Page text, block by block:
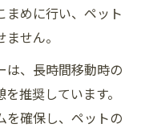
まめに行い、ペット
せん。
は、長時間移動時の
推奨しています。
を確保し、ペットの